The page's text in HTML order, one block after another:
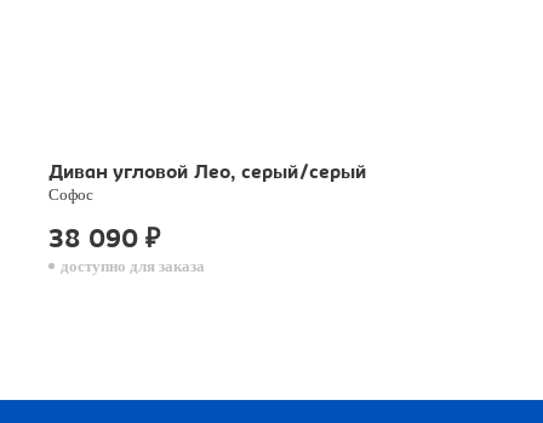
Диван угловой Лео, серый/серый
Софос
38 090 ₽
доступно для заказа